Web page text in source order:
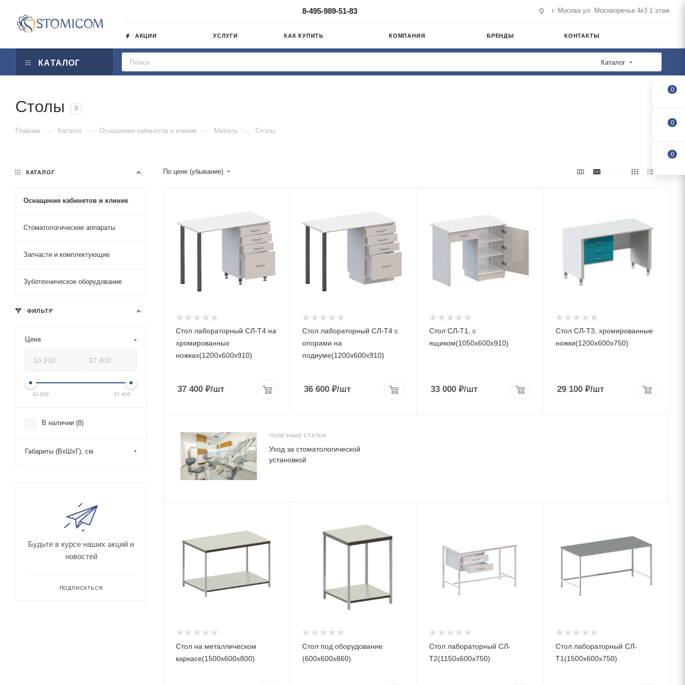
8-495-989-51-83 г. Москва ул. Москворечье 4к3 1 этаж
АКЦИИ УСЛУГИ КАК КУПИТЬ КОМПАНИЯ БРЕНДЫ КОНТАКТЫ
КАТАЛОГ Каталог
Столы 8
Главная — Каталог — Оснащение кабинетов и клиник — Мебель — Столы
По цене (убывание)
Стол лабораторный СЛ-Т4 на
хромированных
ножках(1200х600х910)
37 400 ₽/шт
Стол лабораторный СЛ-Т4 с
опорами на
подиуме(1200х600х910)
36 600 ₽/шт
Стол СЛ-Т1, с
ящиком(1050х600х910)
33 000₽/шт
Стол СЛ-Т3, хромированные
ножки(1200х600х750)
29 100₽/шт
ПОЛЕЗНЫЕ СТАТЬИ
Уход за стоматологической
установкой
Стол на металлическом
каркасе(1500х600х800)
Стол под оборудование
(600х600х860)
Стол лабораторный СЛ-
Т2(1150х600х750)
Стол лабораторный СЛ-
Т1(1500х600х750)
КАТАЛОГ
Оснащение кабинетов и клиник
Стоматологические аппараты
Запчасти и комплектующие
Зуботехническое оборудование
ФИЛЬТР
Цена
10 200 37 400
В наличии (8)
Габариты (ВхШхГ), см
Будьте в курсе наших акций и
новостей
ПОДПИСАТЬСЯ
0
0
0